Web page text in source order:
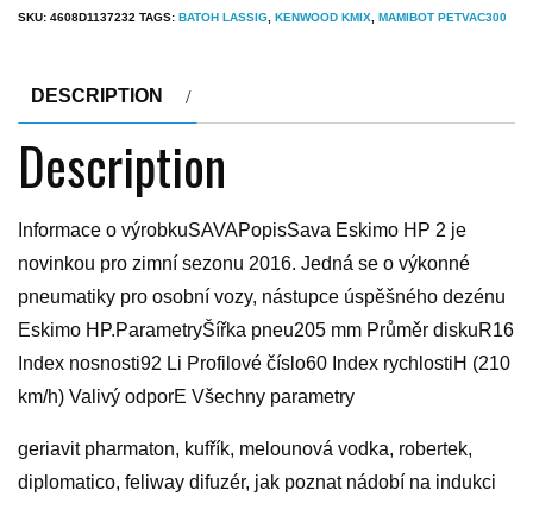
SKU: 4608D1137232 TAGS: BATOH LASSIG KENWOOD KMIX MAMIBOT PETVAC300
DESCRIPTION
Description
Informace o výrobkuSAVAPopisSava Eskimo HP 2 je
novinkou pro zimní sezonu 2016. Jedná se o výkonné
pneumatiky pro osobní vozy, nástupce úspěšného dezénu
Eskimo HP.ParametryŠířka pneu205 mm Průměr diskuR16
Index nosnosti92 Li Profilové číslo60 Index rychlostiH (210
km/h) Valivý odporE Všechny parametry
geriavit pharmaton, kufřík, melounová vodka, robertek,
diplomatico, feliway difuzér, jak poznat nádobí na indukci